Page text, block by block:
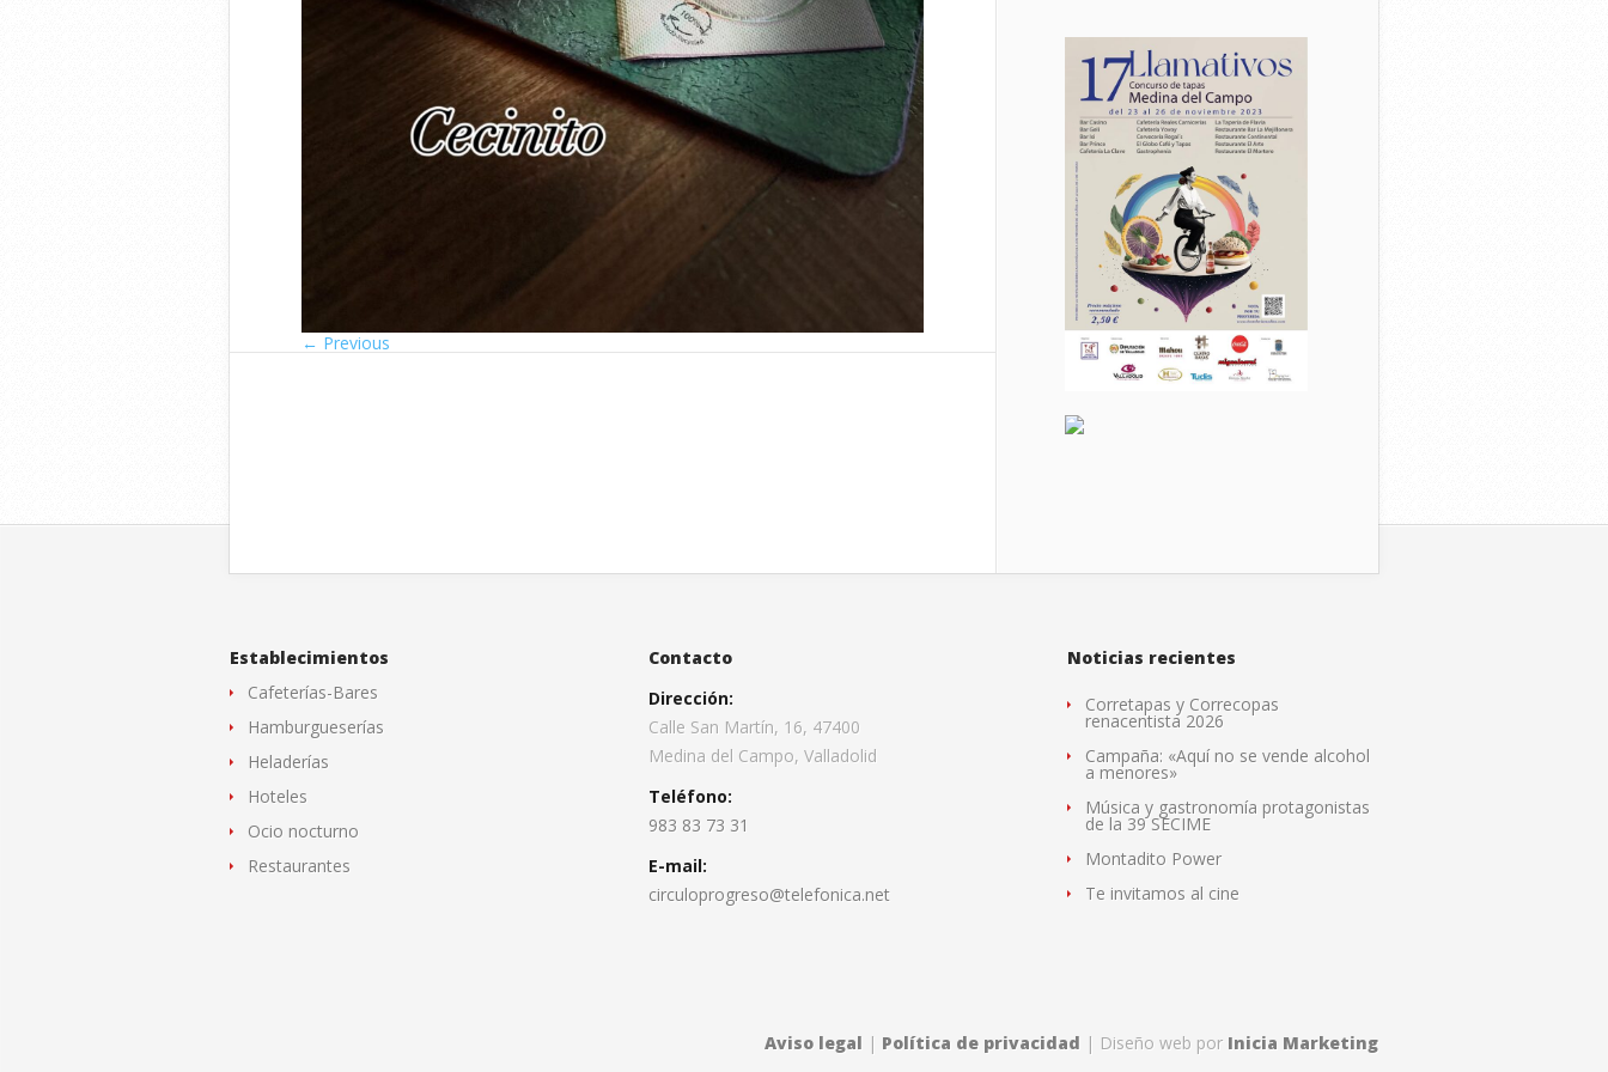
← Previous
Establecimientos
Cafeterías-Bares
Hamburgueserías
Heladerías
Hoteles
Ocio nocturno
Restaurantes
Contacto
Dirección:
Calle San Martín, 16, 47400
Medina del Campo, Valladolid
Teléfono:
983 83 73 31
E-mail:
circuloprogreso@telefonica.net
Noticias recientes
Corretapas y Correcopas
renacentista 2026
Campaña: «Aquí no se vende alcohol
a menores»
Música y gastronomía protagonistas
de la 39 SECIME
Montadito Power
Te invitamos al cine
Aviso legal | Política de privacidad | Diseño web por Inicia Marketing